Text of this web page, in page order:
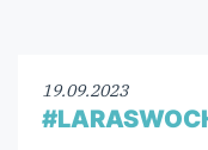
19.09.2023